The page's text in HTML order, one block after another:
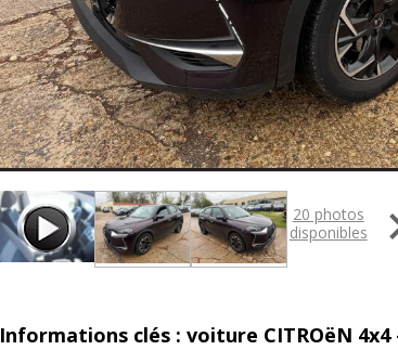
20 photos
disponibles
Informations clés : voiture CITROëN 4x4